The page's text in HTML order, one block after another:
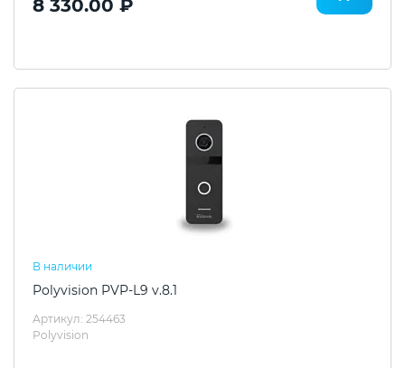
8 330.00 ₽
В наличии
Polyvision PVP-L9 v.8.1
Артикул: 254463
Polyvision